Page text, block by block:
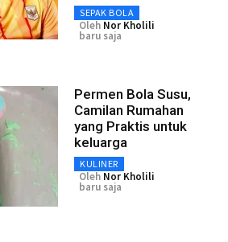
SEPAK BOLA
Oleh Nor Kholili
baru saja
Permen Bola Susu,
Camilan Rumahan
yang Praktis untuk
keluarga
KULINER
Oleh Nor Kholili
baru saja